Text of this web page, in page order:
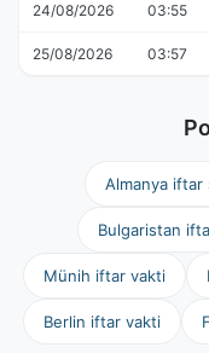
24/08/2026 03:55
25/08/2026 03:57
Almanya iftar
Bulgaristan
Münih iftar vakti
Berlin iftar vakti